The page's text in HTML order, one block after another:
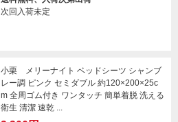
次回入荷未定
小栗 メリーナイト ベッドシーツ シャンブ
レー調 ピンク セミダブル 約120×200×25c
m 全周ゴム付き ワンタッチ 簡単着脱 洗える
衛生 清潔 速乾 ...